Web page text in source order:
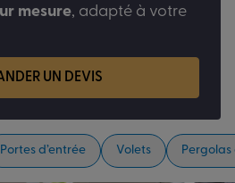
Portes d’entrée Volets
mesure, adapté à votre
UN DEVIS